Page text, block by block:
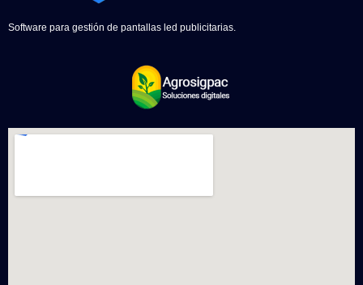
Software para gestión de pantallas led publicitarias.